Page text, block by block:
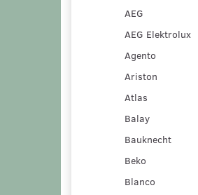
AEG
AEG Elektrolux
Agento
Ariston
Atlas
Balay
Bauknecht
Beko
Blanco